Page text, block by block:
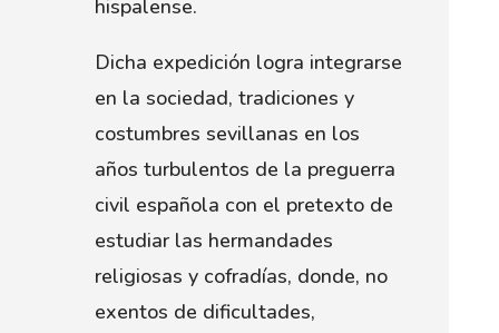
hispalense.
Dicha expedición logra integrarse
en la sociedad, tradiciones y
costumbres sevillanas en los
años turbulentos de la preguerra
civil española con el pretexto de
estudiar las hermandades
religiosas y cofradías, donde, no
exentos de dificultades,